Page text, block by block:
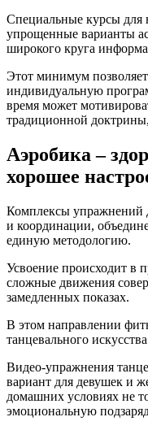
Специальные курсы для
упрощенные варианты
широкого круга
Этот минимум
индивидуальную
время может
традиционной
Аэробика –
хорошее
Комплексы упражнений
и координации,
единую методологию.
Усвоение происходит в
сложные движения
замедленных показах.
В этом направлении
танцевального
Видео-упражнения
вариант для девушек и
домашних условиях не
эмоциональную